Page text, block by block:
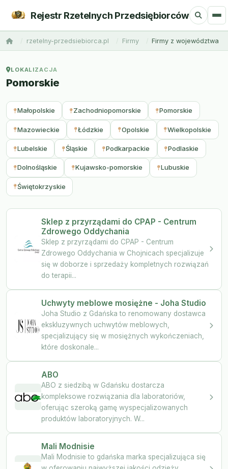
Rejestr Rzetelnych Przedsiębiorców
rzetelny-przedsiebiorca.pl Firmy Firmy z województwa
LOKALIZACJA
Pomorskie
Małopolskie Zachodniopomorskie Pomorskie
Mazowieckie Łódzkie Opolskie Wielkopolskie
Lubelskie Śląskie Podkarpackie Podlaskie
Dolnośląskie Kujawsko-pomorskie Lubuskie
Świętokrzyskie
Sklep z przyrządami do CPAP - Centrum
Zdrowego Oddychania
Sklep z przyrządami do CPAP - Centrum
Zdrowego Oddychania w Chojnicach specjalizuje
się w doborze i sprzedaży kompletnych rozwiązań
do terapii...
Uchwyty meblowe mosiężne - Joha Studio
Joha Studio z Gdańska to renomowany dostawca
ekskluzywnych uchwytów meblowych,
specjalizujący się w mosiężnych wykończeniach,
które doskonale...
ABO
ABO z siedzibą w Gdańsku dostarcza
kompleksowe rozwiązania dla laboratoriów,
oferując szeroką gamę wyspecjalizowanych
produktów laboratoryjnych. W...
Mali Modnisie
Mali Modnisie to gdańska marka specjalizująca się